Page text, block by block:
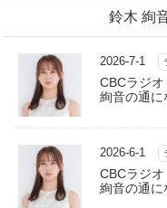
鈴木 絢
2026-7-1
CBCラジ
絢音の通に
2026-6-1
CBCラジ
絢音の通に